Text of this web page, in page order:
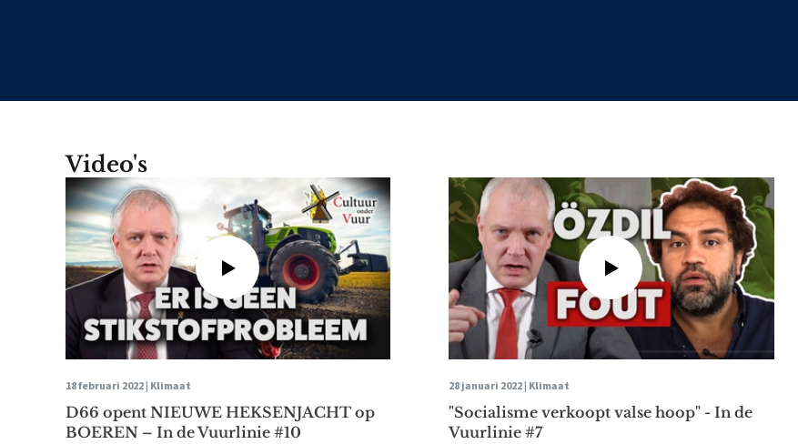
Video's
18 februari 2022 | Klimaat
D66 opent NIEUWE HEKSENJACHT op
BOEREN – In de Vuurlinie #10
28 januari 2022 | Klimaat
"Socialisme verkoopt valse hoop" - In de
Vuurlinie #7